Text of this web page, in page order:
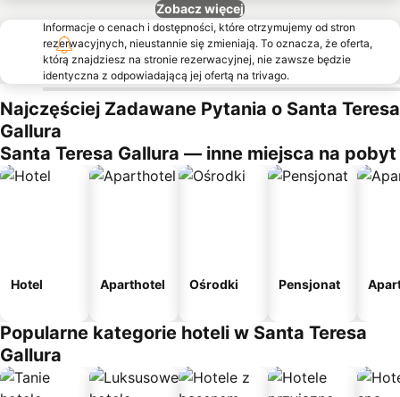
Zobacz więcej
Informacje o cenach i dostępności, które otrzymujemy od stron
rezerwacyjnych, nieustannie się zmieniają. To oznacza, że oferta,
którą znajdziesz na stronie rezerwacyjnej, nie zawsze będzie
identyczna z odpowiadającą jej ofertą na trivago.
Najczęściej Zadawane Pytania o Santa Teresa
Gallura
Santa Teresa Gallura — inne miejsca na pobyt
Hotel Aparthotel Ośrodki Pensjonat
Popularne kategorie hoteli w Santa Teresa
Gallura